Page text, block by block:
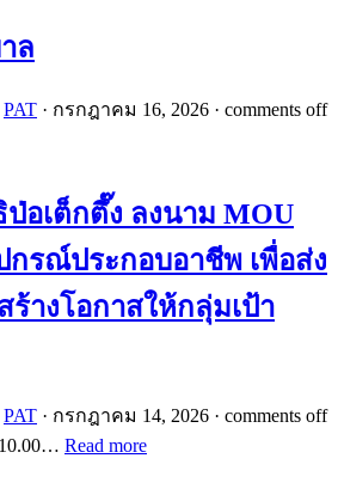
ล
PAT · กรกฎาคม 16, 2026 · comments off
อเต็กตึ๊ง ลงนาม MOU
รณ์ประกอบอาชีพ เพื่อส่ง
ร้างโอกาสให้กลุ่มเป้า
PAT · กรกฎาคม 14, 2026 · comments off
Read more